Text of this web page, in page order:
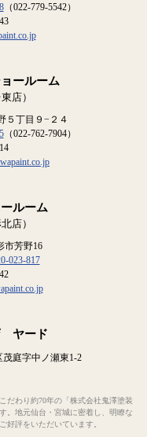
（022-779-5542）
ールーム
店）
５丁目９−２４
（022-762-7904）
ルーム
店）
市芳野16
023-817
ヤード
庭字中ノ瀬東1-2
だわり約70年の「株式会社鬼澤塗装
。地元仙台・宮城に密着し、明瞭な
好評をいただいています。